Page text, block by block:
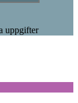
uppgifter